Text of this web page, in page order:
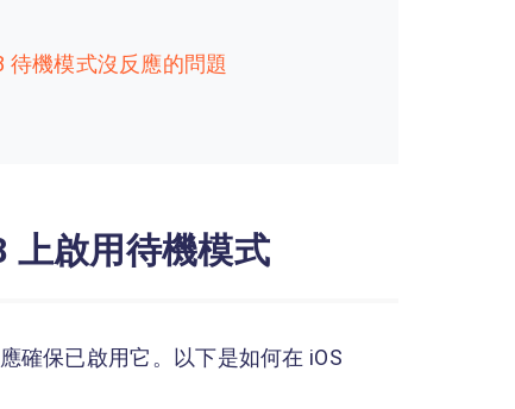
待機模式沒反應的問題
上啟用待機模式
確保已啟用它。以下是如何在 iOS